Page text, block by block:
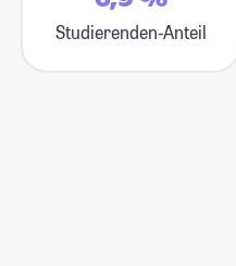
Studierenden-Anteil